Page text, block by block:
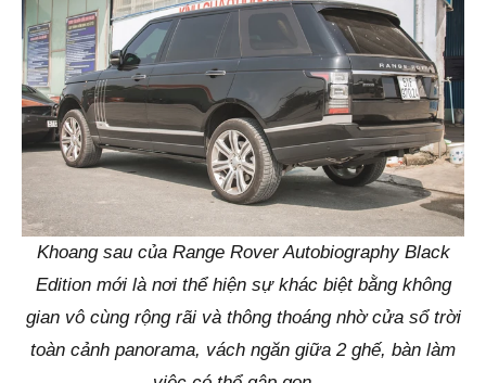
Khoang sau của Range Rover Autobiography Black
Edition mới là nơi thể hiện sự khác biệt bằng không
gian vô cùng rộng rãi và thông thoáng nhờ cửa sổ trời
toàn cảnh panorama, vách ngăn giữa 2 ghế, bàn làm